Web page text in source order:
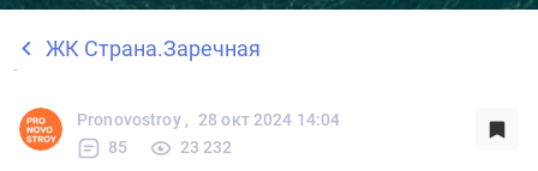
ЖК Страна.Заречная
Pronovostroy , 28 окт 2024 14:04
85
23 232